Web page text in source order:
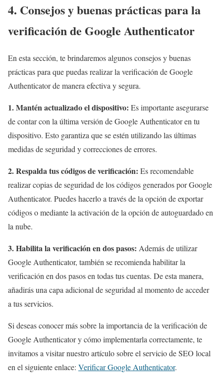
4. Consejos y buenas prácticas para la
verificación de Google Authenticator
En esta sección, te brindaremos algunos consejos y buenas
prácticas para que puedas realizar la verificación de Google
Authenticator de manera efectiva y segura.
1. Mantén actualizado el dispositivo: Es importante asegurarse
de contar con la última versión de Google Authenticator en tu
dispositivo. Esto garantiza que se estén utilizando las últimas
medidas de seguridad y correcciones de errores.
2. Respalda tus códigos de verificación: Es recomendable
realizar copias de seguridad de los códigos generados por Google
Authenticator. Puedes hacerlo a través de la opción de exportar
códigos o mediante la activación de la opción de autoguardado en
la nube.
3. Habilita la verificación en dos pasos: Además de utilizar
Google Authenticator, también se recomienda habilitar la
verificación en dos pasos en todas tus cuentas. De esta manera,
añadirás una capa adicional de seguridad al momento de acceder
a tus servicios.
Si deseas conocer más sobre la importancia de la verificación de
Google Authenticator y cómo implementarla correctamente, te
invitamos a visitar nuestro artículo sobre el servicio de SEO local
en el siguiente enlace: Verificar Google Authenticator.